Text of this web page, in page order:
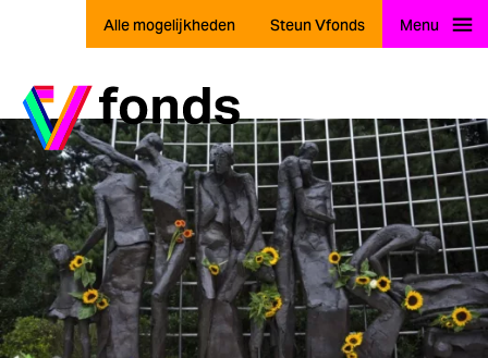
Ga naar home
Alle mogelijkheden Steun Vfonds Menu